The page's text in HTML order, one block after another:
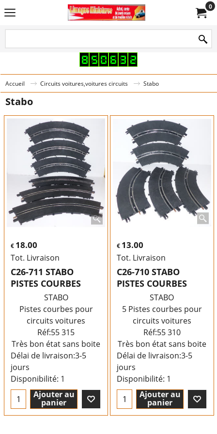
0
Accueil Circuits voitures,voitures circuits Stabo
Stabo
€ 18.00
Tot. Livraison
C26-711 STABO
PISTES COURBES
STABO
Pistes courbes pour
circuits voitures
Réf:55 315
Très bon état sans boite
Délai de livraison:3-5
jours
Disponibilité: 1
Ajouter au
panier
€ 13.00
Tot. Livraison
C26-710 STABO
PISTES COURBES
STABO
5 Pistes courbes pour
circuits voitures
Réf:55 310
Très bon état sans boite
Délai de livraison:3-5
jours
Disponibilité: 1
Ajouter au
panier